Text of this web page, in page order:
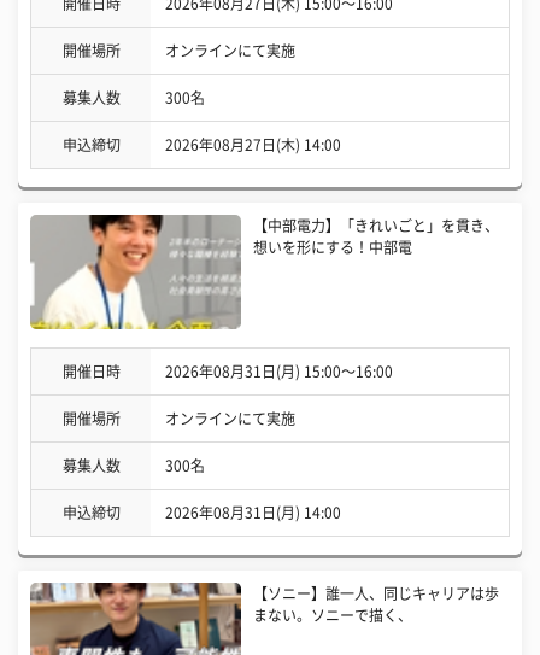
開催日時 2026年08月27日(木) 15:00〜16:00
開催場所 オンラインにて実施
募集人数 300名
申込締切 2026年08月27日(木) 14:00
【中部電力】「きれいごと」を貫き、
想いを形にする！中部電
開催日時 2026年08月31日(月) 15:00〜16:00
開催場所 オンラインにて実施
募集人数 300名
申込締切 2026年08月31日(月) 14:00
【ソニー】誰一人、同じキャリアは歩
まない。ソニーで描く、